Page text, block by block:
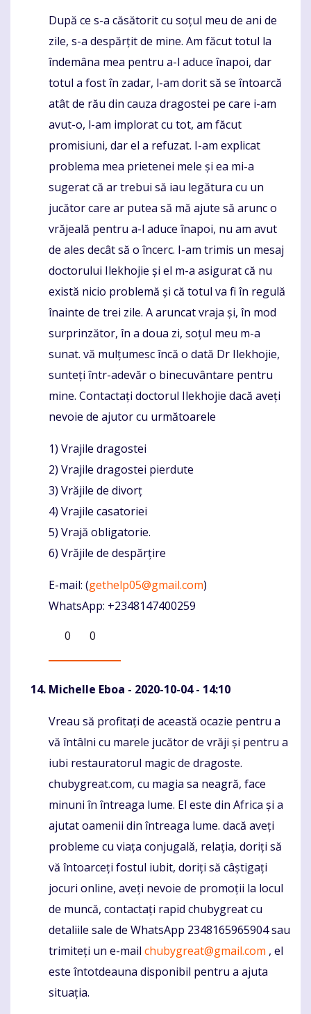
Komentaras
După ce s-a căsătorit cu soțul meu de ani de
zile, s-a despărțit de mine. Am făcut totul la
îndemâna mea pentru a-l aduce înapoi, dar
totul a fost în zadar, l-am dorit să se întoarcă
atât de rău din cauza dragostei pe care i-am
avut-o, l-am implorat cu tot, am făcut
promisiuni, dar el a refuzat. I-am explicat
problema mea prietenei mele și ea mi-a
sugerat că ar trebui să iau legătura cu un
jucător care ar putea să mă ajute să arunc o
vrăjeală pentru a-l aduce înapoi, nu am avut
de ales decât să o încerc. I-am trimis un mesaj
doctorului Ilekhojie și el m-a asigurat că nu
există nicio problemă și că totul va fi în regulă
înainte de trei zile. A aruncat vraja și, în mod
surprinzător, în a doua zi, soțul meu m-a
sunat. vă mulțumesc încă o dată Dr Ilekhojie,
sunteți într-adevăr o binecuvântare pentru
mine. Contactați doctorul Ilekhojie dacă aveți
nevoie de ajutor cu următoarele
1) Vrajile dragostei
2) Vrajile dragostei pierdute
3) Vrăjile de divorț
4) Vrajile casatoriei
5) Vrajă obligatorie.
6) Vrăjile de despărțire
E-mail: (gethelp05@gmail.com)
WhatsApp: +2348147400259
0
0
Michelle Eboa - 2020-10-04 - 14:10
Komentaras
Vreau să profitați de această ocazie pentru a
vă întâlni cu marele jucător de vrăji și pentru a
iubi restauratorul magic de dragoste.
chubygreat.com, cu magia sa neagră, face
minuni în întreaga lume. El este din Africa și a
ajutat oamenii din întreaga lume. dacă aveți
probleme cu viața conjugală, relația, doriți să
vă întoarceți fostul iubit, doriți să câștigați
jocuri online, aveți nevoie de promoții la locul
de muncă, contactați rapid chubygreat cu
detaliile sale de WhatsApp 2348165965904 sau
trimiteți un e-mail chubygreat@gmail.com , el
este întotdeauna disponibil pentru a ajuta
situația.